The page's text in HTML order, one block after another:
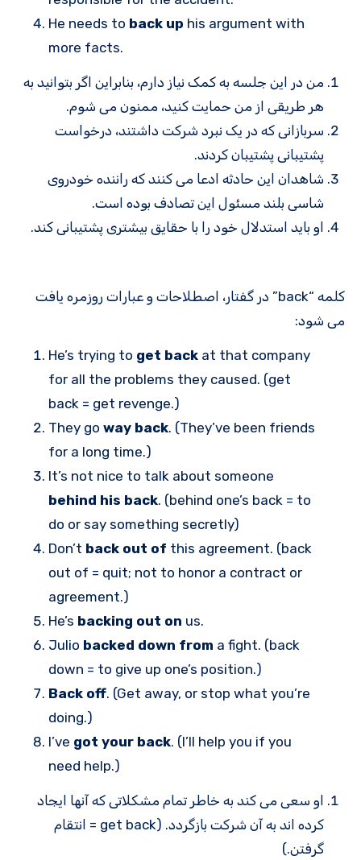
He needs to back up his argument with
more facts.
من در این جلسه به کمک نیاز دارم، بنابراین اگر بتوانید به
هر طریقی از من حمایت کنید، ممنون می شوم.
سربازانی که در یک نبرد شرکت داشتند، درخواست
پشتیبانی پشتیبان کردند.
شاهدان این حادثه ادعا می کنند که راننده خودروی
شاسی بلند مسئول این تصادف بوده است.
او باید استدلال خود را با حقایق بیشتری پشتیبانی کند.
کلمه “back” در گفتار، اصطلاحات و عبارات روزمره یافت
می شود:
He’s trying to get back at that company
for all the problems they caused. (get
back = get revenge.)
They go way back. (They’ve been friends
for a long time.)
It’s not nice to talk about someone
behind his back. (behind one’s back = to
do or say something secretly)
Don’t back out of this agreement. (back
out of = quit; not to honor a contract or
agreement.)
He’s backing out on us.
Julio backed down from a fight. (back
down = to give up one’s position.)
Back off. (Get away, or stop what you’re
doing.)
I’ve got your back. (I’ll help you if you
need help.)
او سعی می کند به خاطر تمام مشکلاتی که آنها ایجاد
کرده اند به آن شرکت بازگردد. (get back = انتقام
گرفتن.)